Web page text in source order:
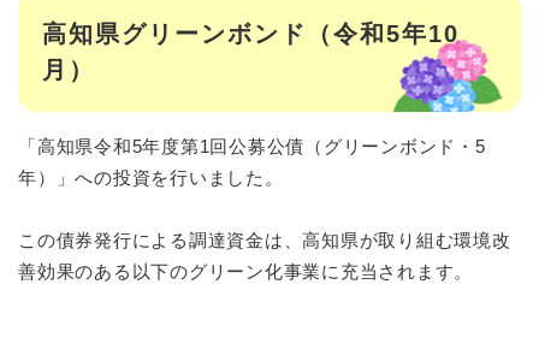
高知県グリーンボンド（令和5年10
月）
「高知県令和5年度第1回公募公債（グリーンボンド・5
年）」への投資を行いました。
この債券発行による調達資金は、高知県が取り組む環境改
善効果のある以下のグリーン化事業に充当されます。